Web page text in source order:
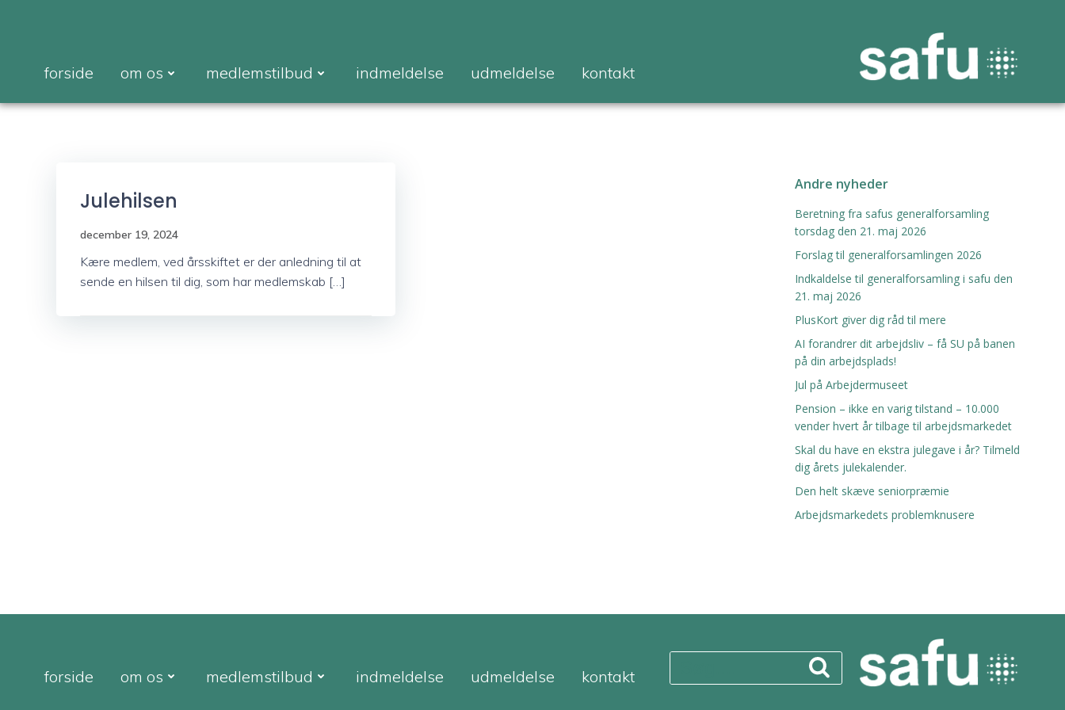
forside om os medlemstilbud indmeldelse udmeldelse kontakt
Julehilsen
december 19, 2024
Kære medlem, ved årsskiftet er der anledning til at
sende en hilsen til dig, som har medlemskab […]
Andre nyheder
Beretning fra safus generalforsamling
torsdag den 21. maj 2026
Forslag til generalforsamlingen 2026
Indkaldelse til generalforsamling i safu den
21. maj 2026
PlusKort giver dig råd til mere
AI forandrer dit arbejdsliv – få SU på banen
på din arbejdsplads!
Jul på Arbejdermuseet
Pension – ikke en varig tilstand – 10.000
vender hvert år tilbage til arbejdsmarkedet
Skal du have en ekstra julegave i år? Tilmeld
dig årets julekalender.
Den helt skæve seniorpræmie
Arbejdsmarkedets problemknusere
forside om os medlemstilbud indmeldelse udmeldelse kontakt